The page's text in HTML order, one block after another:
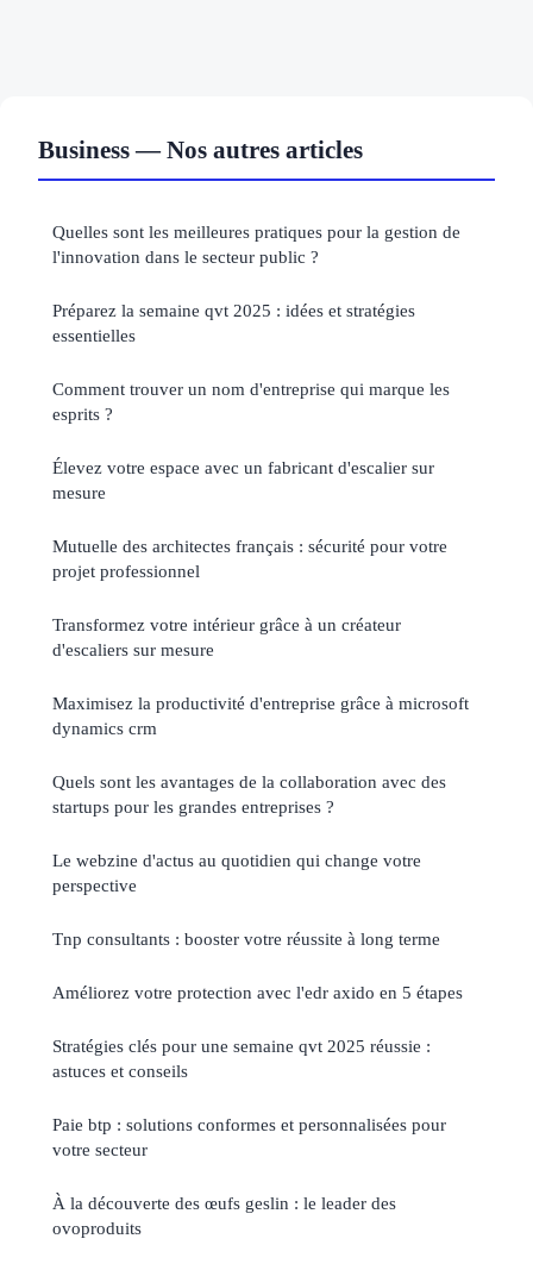
Business — Nos autres articles
Quelles sont les meilleures pratiques pour la gestion de
l'innovation dans le secteur public ?
Préparez la semaine qvt 2025 : idées et stratégies
essentielles
Comment trouver un nom d'entreprise qui marque les
esprits ?
Élevez votre espace avec un fabricant d'escalier sur
mesure
Mutuelle des architectes français : sécurité pour votre
projet professionnel
Transformez votre intérieur grâce à un créateur
d'escaliers sur mesure
Maximisez la productivité d'entreprise grâce à microsoft
dynamics crm
Quels sont les avantages de la collaboration avec des
startups pour les grandes entreprises ?
Le webzine d'actus au quotidien qui change votre
perspective
Tnp consultants : booster votre réussite à long terme
Améliorez votre protection avec l'edr axido en 5 étapes
Stratégies clés pour une semaine qvt 2025 réussie :
astuces et conseils
Paie btp : solutions conformes et personnalisées pour
votre secteur
À la découverte des œufs geslin : le leader des
ovoproduits